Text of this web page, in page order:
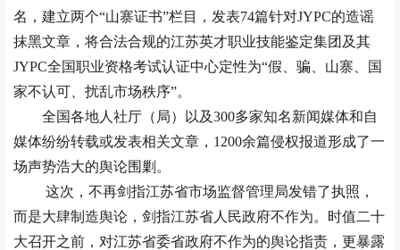
名，建立两个“山寨证书”栏目，发表74篇针对JYPC的造谣
抹黑文章，将合法合规的江苏英才职业技能鉴定集团及其
JYPC全国职业资格考试认证中心定性为“假、骗、山寨、国
家不认可、扰乱市场秩序”。
全国各地人社厅（局）以及300多家知名新闻媒体和自
媒体纷纷转载或发表相关文章，1200余篇侵权报道形成了一
场声势浩大的舆论围剿。
这次，不再剑指江苏省市场监督管理局发错了执照，
而是大肆制造舆论，剑指江苏省人民政府不作为。时值二十
大召开之前，对江苏省委省政府不作为的舆论指责，更暴露